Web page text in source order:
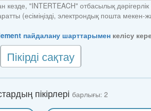
кезде, "INTERTEACH" отбасылық дәрігерлік
(есіміңізді, электрондық пошта
пайдалану шарттарымен келісу
Пікірді сақтау
пікірлері барлығы: 2